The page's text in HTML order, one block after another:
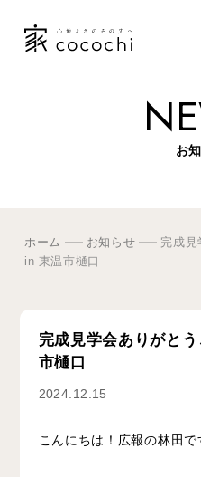
お
ホーム お知らせ
完成見
in 東温市樋口
完成見学会ありがと
市樋口
2024.12.15
こんにちは！広報の林田で